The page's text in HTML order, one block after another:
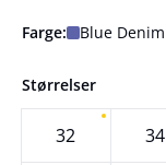
Farge: Blue Denim
Størrelser
32 34